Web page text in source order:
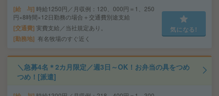
給 与 時給1250円／月収例：120、000円＝1、250
円×8時間×12日勤務の場合＋交通費別途支給
交通費 実費支給／当社規定あり。
勤務地 有名牧場のすぐ近く
気になる!
＼急募4名＊2カ月限定／週3日～OK！お弁当の具をつめ
つめ！[派遣]